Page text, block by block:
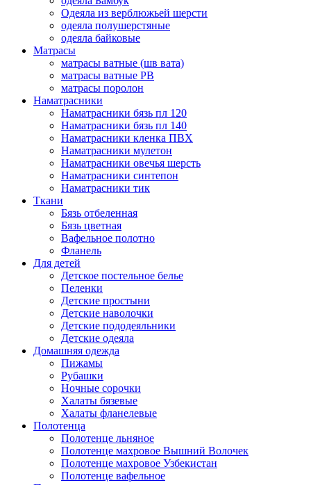
Одеяла из верблюжьей шерсти
одеяла полушерстяные
одеяла байковые
Матрасы
матрасы ватные (шв вата)
матрасы ватные РВ
матрасы поролон
Наматрасники
Наматрасники бязь пл 120
Наматрасники бязь пл 140
Наматрасники кленка ПВХ
Наматрасники мулетон
Наматрасники овечья шерсть
Наматрасники синтепон
Наматрасники тик
Ткани
Бязь отбеленная
Бязь цветная
Вафельное полотно
Фланель
Для детей
Детское постельное белье
Пеленки
Детские простыни
Детские наволочки
Детские пододеяльники
Детские одеяла
Домашняя одежда
Пижамы
Рубашки
Ночные сорочки
Халаты бязевые
Халаты фланелевые
Полотенца
Полотенце льняное
Полотенце махровое Вышний Волочек
Полотенце махровое Узбекистан
Полотенце вафельное